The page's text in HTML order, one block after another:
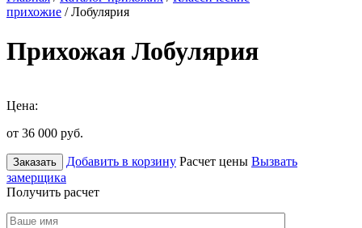
прихожие / Лобулярия
Прихожая Лобулярия
Цена:
от 36 000 руб.
Заказать Добавить в корзину Расчет цены Вызвать
замерщика
Получить расчет